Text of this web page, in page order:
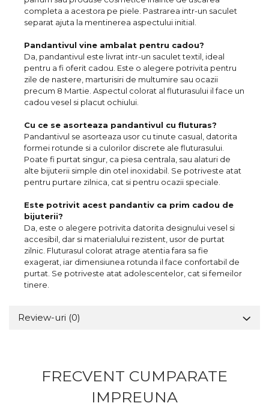
completa a acestora pe piele. Pastrarea intr-un saculet
separat ajuta la mentinerea aspectului initial.
Pandantivul vine ambalat pentru cadou?
Da, pandantivul este livrat intr-un saculet textil, ideal
pentru a fi oferit cadou. Este o alegere potrivita pentru
zile de nastere, marturisiri de multumire sau ocazii
precum 8 Martie. Aspectul colorat al fluturasului il face un
cadou vesel si placut ochiului.
Cu ce se asorteaza pandantivul cu fluturas?
Pandantivul se asorteaza usor cu tinute casual, datorita
formei rotunde si a culorilor discrete ale fluturasului.
Poate fi purtat singur, ca piesa centrala, sau alaturi de
alte bijuterii simple din otel inoxidabil. Se potriveste atat
pentru purtare zilnica, cat si pentru ocazii speciale.
Este potrivit acest pandantiv ca prim cadou de
bijuterii?
Da, este o alegere potrivita datorita designului vesel si
accesibil, dar si materialului rezistent, usor de purtat
zilnic. Fluturasul colorat atrage atentia fara sa fie
exagerat, iar dimensiunea rotunda il face confortabil de
purtat. Se potriveste atat adolescentelor, cat si femeilor
tinere.
Review-uri (0)
FRECVENT CUMPARATE
IMPREUNA